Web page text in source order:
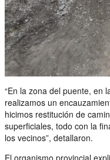
“En la zona del puente, en
realizamos un
hicimos restitución de
superficiales, todo con la
los vecinos”, detallaron.
El organismo provincial